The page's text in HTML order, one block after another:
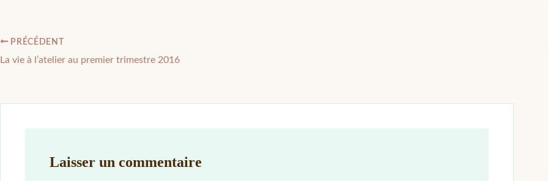
PRÉCÉDENT
La vie à l’atelier au premier trimestre 2016
Laisser un commentaire